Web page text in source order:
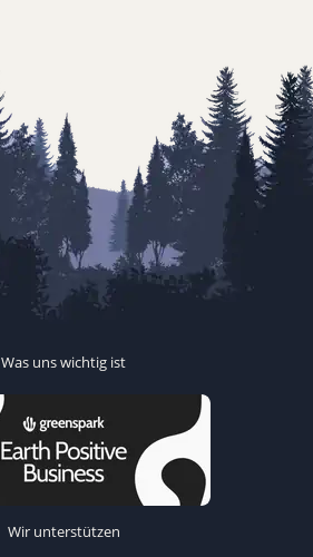
Was uns wichtig ist
Wir unterstützen